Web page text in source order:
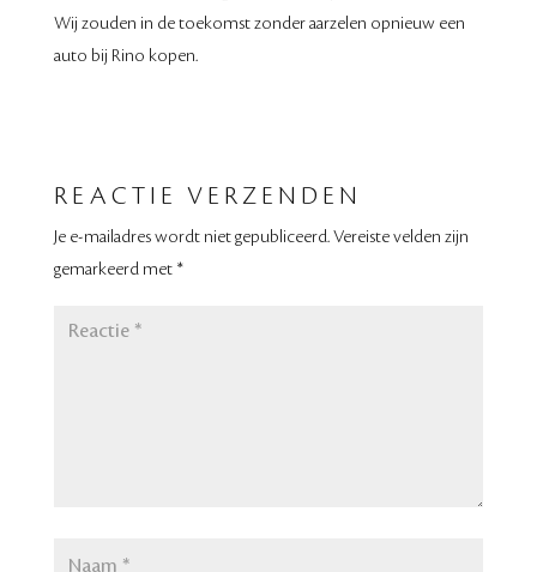
Wij zouden in de toekomst zonder aarzelen opnieuw een
auto bij Rino kopen.
REACTIE VERZENDEN
Je e-mailadres wordt niet gepubliceerd. Vereiste velden zijn
gemarkeerd met *